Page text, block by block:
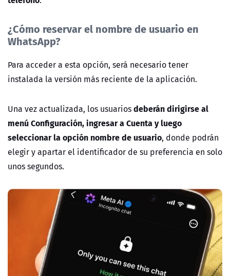
¿Cómo reservar el nombre de usuario en
WhatsApp?
Para acceder a esta opción, será necesario tener
instalada la versión más reciente de la aplicación.
Una vez actualizada, los usuariosdeberán dirigirse al
menú Configuración, ingresar a Cuenta y luego
seleccionar la opción nombre de usuario, donde podrán
elegir y apartar el identificador de su preferencia en solo
unos segundos.